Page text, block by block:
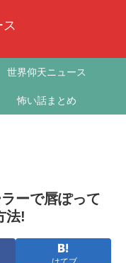
世界仰天ニュース
怖い話まとめ
ーで唇ぽって
法!